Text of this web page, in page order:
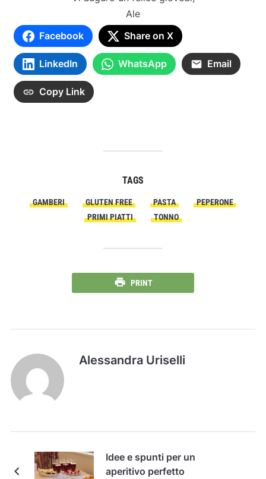
Ale
Facebook
Share on X
LinkedIn WhatsApp Email
Copy Link
TAGS
GAMBERI GLUTEN FREE PASTA
PEPERONE
PRIMI PIATTI
TONNO
PRINT
Alessandra Uriselli
Idee e spunti per un
aperitivo perfetto